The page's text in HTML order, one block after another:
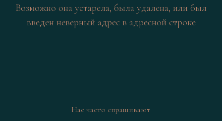
Возможно она устарела, была удалена, или был
введен неверный адрес в адресной строке
Нас часто спрашивают